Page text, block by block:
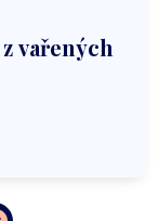
vařených